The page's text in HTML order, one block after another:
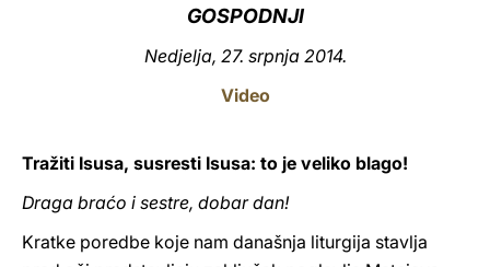
GOSPODNJI
Nedjelja, 27. srpnja 2014.
Video
Tražiti Isusa, susresti Isusa: to je veliko blago!
Draga braćo i sestre, dobar dan!
Kratke poredbe koje nam današnja liturgija stavlja